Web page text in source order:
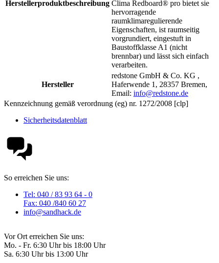
Herstellerproduktbeschreibung Clima Redboard® pro bietet sie
hervorragende
raumklimaregulierende
Eigenschaften, ist raumseitig
vorgrundiert, eingestuft in
Baustoffklasse A1 (nicht
brennbar) und lässt sich einfach
verarbeiten.
Hersteller
redstone GmbH & Co. KG ,
Haferwende 1, 28357 Bremen,
Email: info@redstone.de
Kennzeichnung gemäß verordnung (eg) nr. 1272/2008 [clp]
Sicherheitsdatenblatt
So erreichen Sie uns:
Tel: 040 / 83 93 64 - 0
Fax: 040 /840 60 27
info@sandhack.de
Vor Ort erreichen Sie uns:
Mo. - Fr. 6:30 Uhr bis 18:00 Uhr
Sa. 6:30 Uhr bis 13:00 Uhr